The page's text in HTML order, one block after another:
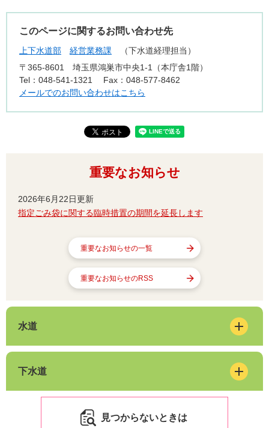
このページに関するお問い合わせ先
上下水道部 経営業務課
下水道経理担当
〒365-8601
埼玉県鴻巣市中央1-1（本庁舎1階）
Tel：048-541-1321
Fax：048-577-8462
メールでのお問い合わせはこちら
重要なお知らせ
2026年6月22日更新
指定ごみ袋に関する臨時措置の期間を延長します
重要なお知らせの一覧
重要なお知らせのRSS
水道
下水道
見つからないときは